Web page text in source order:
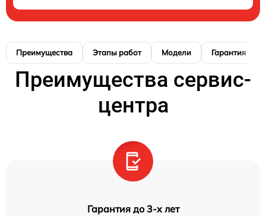
Преимущества Этапы работ Модели Гарантия
Преимущества сервис-
центра
Гарантия до 3-х лет